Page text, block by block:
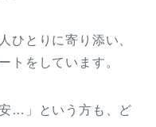
ひとりに寄り添い、
トをしています。
…」という方も、ど